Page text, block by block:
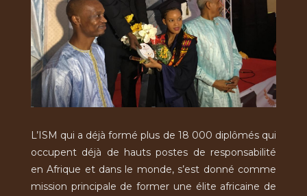
L’ISM qui a déjà formé plus de 18 000 diplômés qui
occupent déjà de hauts postes de responsabilité
en Afrique et dans le monde, s’est donné comme
mission principale de former une élite africaine de